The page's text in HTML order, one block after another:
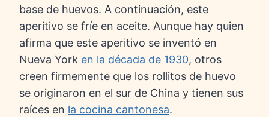
base de huevos. A continuación, este
aperitivo se fríe en aceite. Aunque hay quien
afirma que este aperitivo se inventó en
Nueva York en la década de 1930, otros
creen firmemente que los rollitos de huevo
se originaron en el sur de China y tienen sus
raíces en la cocina cantonesa.